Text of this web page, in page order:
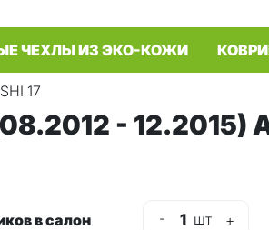
ЧЕХЛЫ ИЗ ЭКО-КОЖИ
17
- 12.2015)
в салон
- 1 шт
+